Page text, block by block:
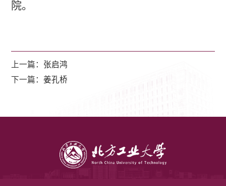
院。
上一篇： 张启鸿
下一篇：姜孔桥